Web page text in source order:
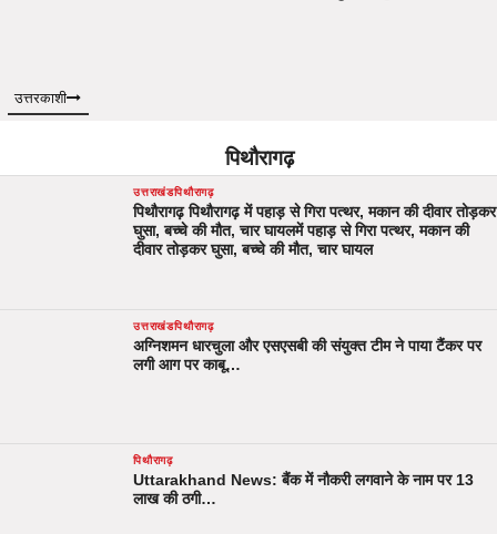
उत्तरकाशी
पिथौरागढ़
उत्तराखंडपिथौरागढ़
पिथौरागढ़ पिथौरागढ़ में पहाड़ से गिरा पत्थर, मकान की दीवार तोड़कर
घुसा, बच्चे की मौत, चार घायलमें पहाड़ से गिरा पत्थर, मकान की
दीवार तोड़कर घुसा, बच्चे की मौत, चार घायल
उत्तराखंडपिथौरागढ़
अग्निशमन धारचुला और एसएसबी की संयुक्त टीम ने पाया टैंकर पर
लगी आग पर काबू…
पिथौरागढ़
Uttarakhand News: बैंक में नौकरी लगवाने के नाम पर 13
लाख की ठगी…